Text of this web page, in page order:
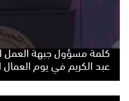
كلمة مسؤول جبهة العمل
عبد الكريم في يوم العمال